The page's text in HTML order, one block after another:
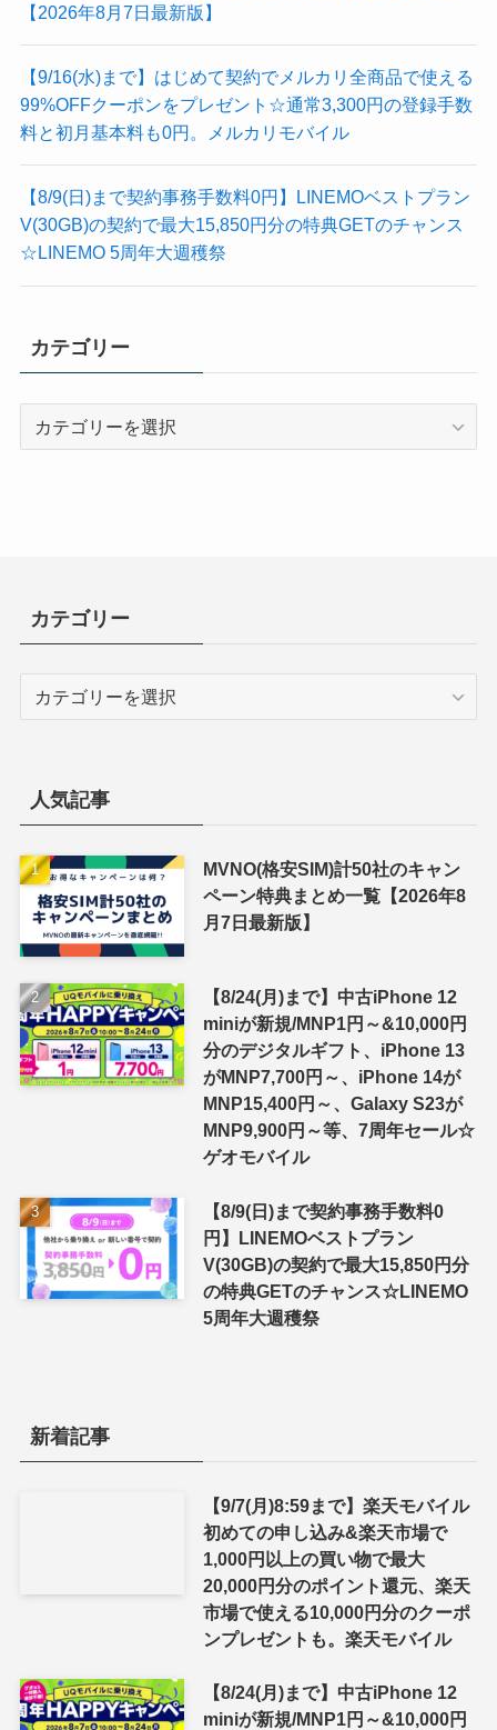
【2026年8月7日最新版】
【9/16(水)まで】はじめて契約でメルカリ全商品で使える
99%OFFクーポンをプレゼント☆通常3,300円の登録手数
料と初月基本料も0円。メルカリモバイル
【8/9(日)まで契約事務手数料0円】LINEMOベストプラン
V(30GB)の契約で最大15,850円分の特典GETのチャンス
☆LINEMO 5周年大週穫祭
カテゴリー
カテゴリー
人気記事
MVNO(格安SIM)計50社のキャン
ペーン特典まとめ一覧【2026年8
月7日最新版】
【8/24(月)まで】中古iPhone 12
miniが新規/MNP1円～&10,000円
分のデジタルギフト、iPhone 13
がMNP7,700円～、iPhone 14が
MNP15,400円～、Galaxy S23が
MNP9,900円～等、7周年セール☆
ゲオモバイル
【8/9(日)まで契約事務手数料0
円】LINEMOベストプラン
V(30GB)の契約で最大15,850円分
の特典GETのチャンス☆LINEMO
5周年大週穫祭
新着記事
【9/7(月)8:59まで】楽天モバイル
初めての申し込み&楽天市場で
1,000円以上の買い物で最大
20,000円分のポイント還元、楽天
市場で使える10,000円分のクーポ
ンプレゼントも。楽天モバイル
【8/24(月)まで】中古iPhone 12
miniが新規/MNP1円～&10,000円